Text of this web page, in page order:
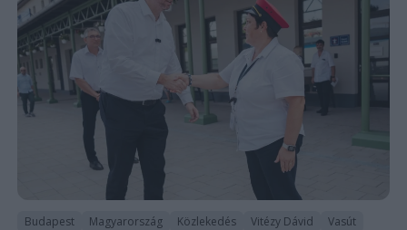
Budapest Magyarország Közlekedés Vitézy Dávid Vasút